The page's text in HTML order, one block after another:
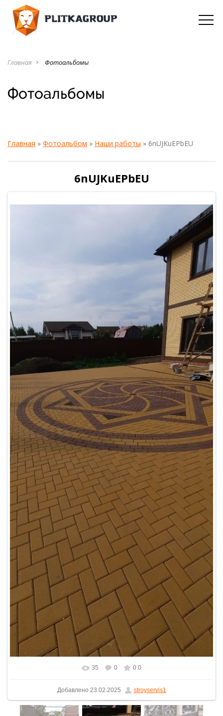
Главная navigate_next Фотоальбомы
Фотоальбомы
Главная » Фотоальбом » Наши работы » 6nUJKuEPbEU
6nUJKuEPbEU
35 0 0.0
Добавлено 23.02.2025 stroyservis1